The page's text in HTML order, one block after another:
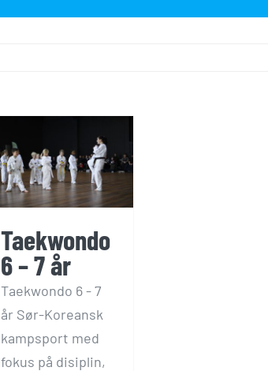
Taekwondo
6 – 7 år
Taekwondo 6 - 7
år Sør-Koreansk
kampsport med
fokus på disiplin,